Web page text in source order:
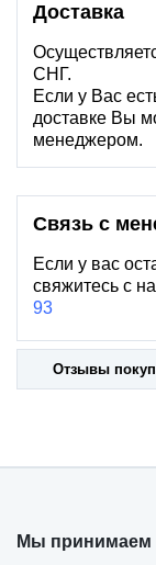
Доставка
СНГ.
Если у Вас
доставке Вы
менеджером.
Связь с
Если у вас
свяжитесь с
93
Отзывы
Мы принимаем